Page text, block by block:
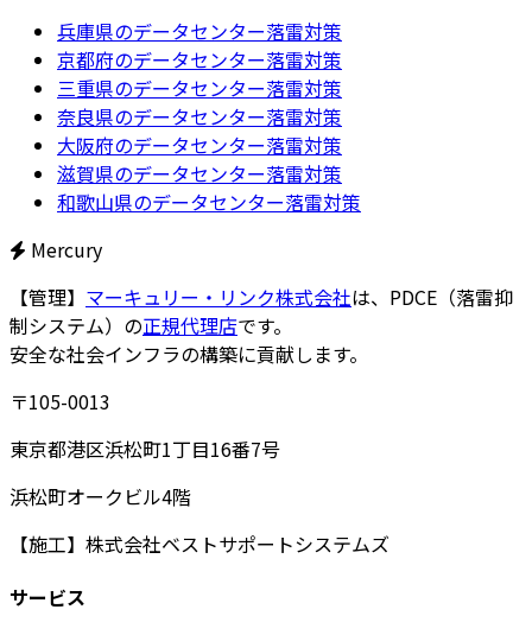
兵庫県のデータセンター落雷対策
京都府のデータセンター落雷対策
三重県のデータセンター落雷対策
奈良県のデータセンター落雷対策
大阪府のデータセンター落雷対策
滋賀県のデータセンター落雷対策
和歌山県のデータセンター落雷対策
Mercury
【管理】 マーキュリー・リンク株式会社は、PDCE（落雷抑
制システム）の正規代理店です。
安全な社会インフラの構築に貢献します。
〒105-0013
東京都港区浜松町1丁目16番7号
浜松町オークビル4階
【施工】 株式会社ベストサポートシステムズ
サービス